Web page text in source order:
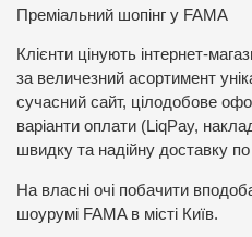
Преміальний шопінг у FAMA
Клієнти цінують інтернет-
за величезний асортимент
сучасний сайт, цілодобове
варіанти оплати (LiqPay,
швидку та надійну доставку по
На власні очі побачити
шоурумі FAMA в місті Київ.